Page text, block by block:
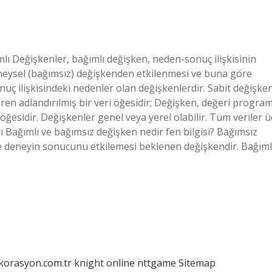
Değişkenler, bağımlı değişken, neden-sonuç ilişkisinin
(bağımsız) değişkenden etkilenmesi ve buna göre
ilişkisindeki nedenler olan değişkenlerdir. Sabit
adlandırılmış bir veri öğesidir; Değişken, değeri
Değişkenler genel veya yerel olabilir. Tüm veriler
ve bağımsız değişken nedir fen bilgisi? Bağımsız
deneyin sonucunu etkilemesi beklenen değişkendir.
knight online nttgame Sitemap